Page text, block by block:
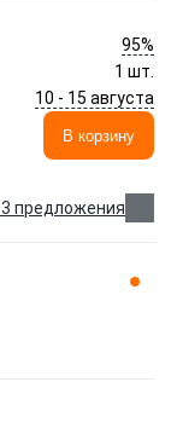
95%
1 шт.
10 - 15 августа
В корзину
предложения